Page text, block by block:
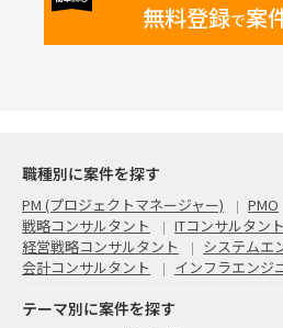
無料登録で案
職種別に案件を探す
PM (プロジェクトマネージャー) PMO
戦略コンサルタント
ITコンサルタント
経営戦略コンサルタント
システムエ
会計コンサルタント
インフラエンジ
テーマ別に案件を探す